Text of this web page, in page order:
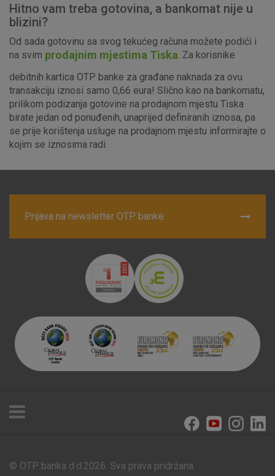
Hitno vam treba gotovina, a bankomat nije u
blizini?
Od sada gotovinu sa svog tekućeg računa možete podići i
na svim prodajnim mjestima Tiska . Za korisnike
debitnih kartica OTP banke za građane naknada za ovu
transakciju iznosi samo 0,66 eura! Slično kao na bankomatu,
prilikom podizanja gotovine na prodajnom mjestu Tiska
birate jedan od ponuđenih, unaprijed definiranih iznosa, pa
se prije korištenja usluge na prodajnom mjestu informirajte o
kojim se iznosima radi.
Prijava na newsletter OTP banke
Poslovnice i bankomati
© OTP banka d.d.2026. Sva prava pridržana.
Ovi kolačići nužni su za funkcioniranje internetske stranice i
postavljaju kao odgovor na vaše radnje koje uključuju zahtjev
za uslugama, kao što su postavke kolačića. Svoj preglednik
o njima, ali u tom slučaju neki dijelovi stranice neće raditi. Ti
kolačići ne pohranjuju nikakve informacije koje bi vas mogle
identificirati.
Detaljnije informacije o kolačićima